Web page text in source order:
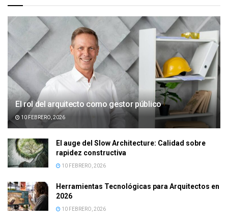
El rol del arquitecto como gestor público
10 FEBRERO, 2026
El auge del Slow Architecture: Calidad sobre
rapidez constructiva
10 FEBRERO, 2026
Herramientas Tecnológicas para Arquitectos en
2026
10 FEBRERO, 2026